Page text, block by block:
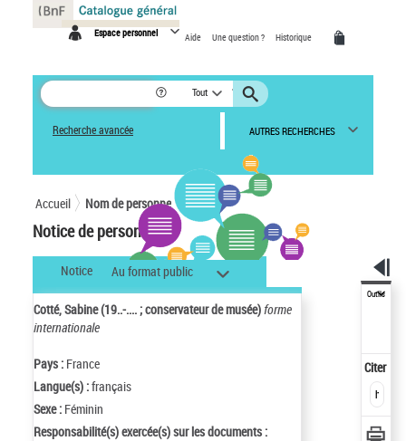
Espace personnel Aide Une question ? Historique
Tout
Recherche avancée AUTRES RECHERCHES
Accueil Nom de personne
Notice de personne
Notice Au format public
Cotté, Sabine (19..-.... ; conservateur de musée)forme
internationale
Pays : France
Langue(s) :français
Sexe : Féminin
Responsabilité(s) exercée(s) sur les documents :
Outils
Citer
Panneau de gestion des cookies